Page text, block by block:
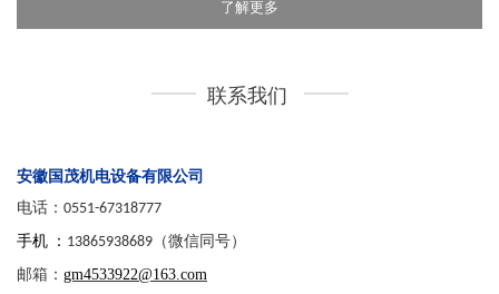
了解更多
联系我们
安徽国茂机电设备有限公司
电话： 0551-67318777
手机 ： 13865938689（微信同号）
邮箱 ： gm4533922@163.com